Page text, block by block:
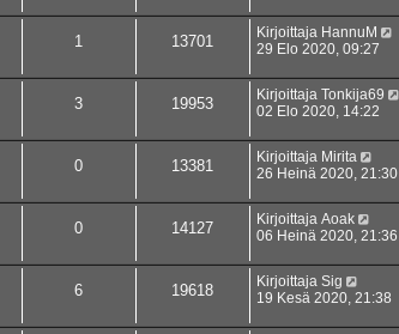
1 13701 Kirjoittaja HannuM
29 Elo 2020, 09:27
3 19953 Kirjoittaja Tonkija69
02 Elo 2020, 14:22
0 13381 Kirjoittaja Mirita
26 Heinä 2020, 21:30
0 14127 Kirjoittaja Aoak
06 Heinä 2020, 21:36
6 19618 Kirjoittaja Sig
19 Kesä 2020, 21:38